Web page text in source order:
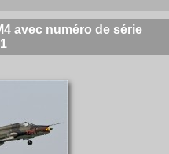
avec numéro de série